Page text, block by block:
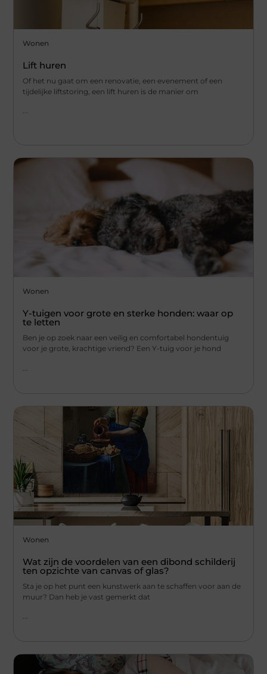
Wonen
Lift huren
Of het nu gaat om een renovatie, een evenement of een
tijdelijke liftstoring, een lift huren is de manier om
...
Wonen
Y-tuigen voor grote en sterke honden: waar op
te letten
Ben je op zoek naar een veilig en comfortabel hondentuig
voor je grote, krachtige vriend? Een Y-tuig voor je hond
Wonen
Wat zijn de voordelen van een dibond schilderij
ten opzichte van canvas of glas?
Sta je op het punt een kunstwerk aan te schaffen voor aan de
muur? Dan heb je vast gemerkt dat
...